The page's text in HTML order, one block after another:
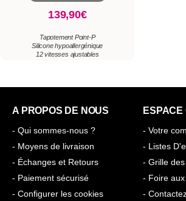
139,90€
Tapotement Point-P
Silicone hypoallergénique
12 vitesses ajustables
A PROPOS DE NOUS
- Qui sommes-nous ?
- Moyens de livraison
- Échanges et Retours
- Paiement sécurisé
- Configurer les cookies
ESPACE
- Votre
- Listes
- Grille
- Foire
-